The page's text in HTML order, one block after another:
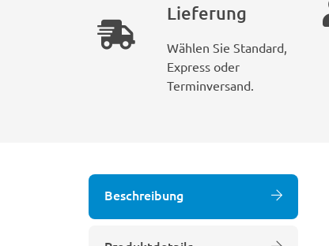
Lieferung
Wählen Sie Standard,
Express oder
Terminversand.
Beschreibung